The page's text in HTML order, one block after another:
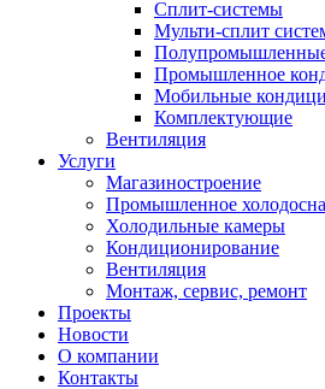
Сплит-системы
Мульти-сплит
Промышленное
Мобильные
Комплектующие
Вентиляция
Услуги
Магазиностроение
Промышленное
Холодильные камеры
Кондиционирование
Вентиляция
Монтаж, сервис, ремонт
Проекты
Новости
О компании
Контакты